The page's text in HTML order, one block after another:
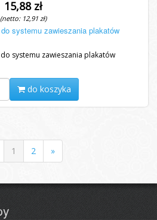
15,88 zł
(netto: 12,91 zł)
systemu zawieszania plakatów
systemu zawieszania plakatów
do koszyka
1 2 »